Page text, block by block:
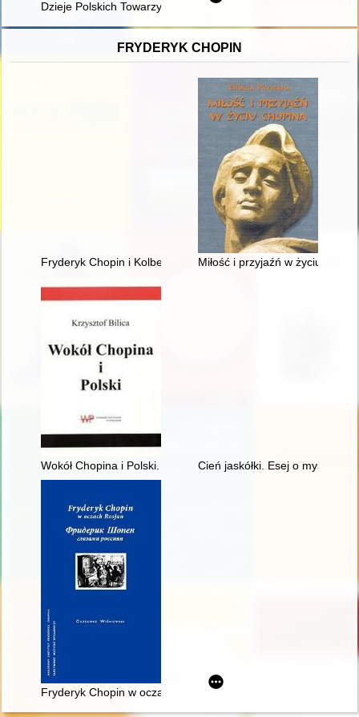
Dzieje Polskich Towarzystw Naukowych
FRYDERYK CHOPIN
Fryderyk Chopin i Kolbergowie. Wspomnienia i inspiracje
Miłość i przyjaźń w życiu
Wokół Chopina i Polski. Siedem szkicówCień jaskółki. Esej o myślach
Fryderyk Chopin w oczach Rosjan. Antologia. Friderik źopen